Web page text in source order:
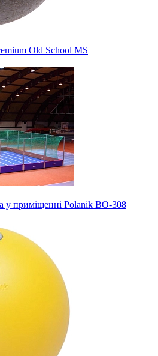
Old School MS
у приміщенні Polanik BO-308